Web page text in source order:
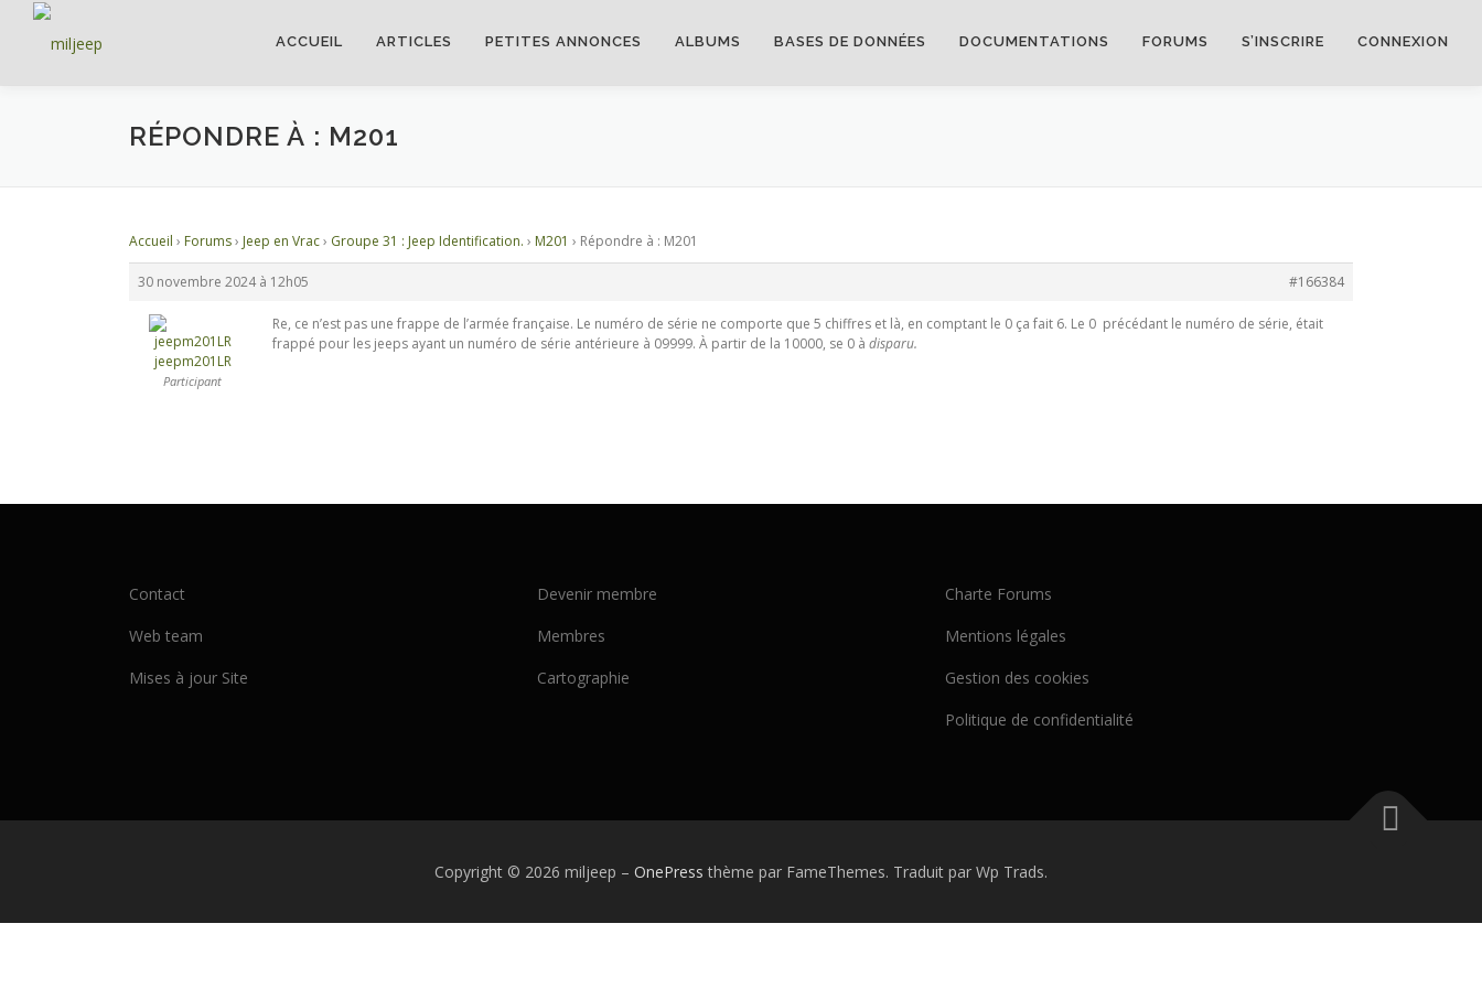
ACCUEIL ARTICLES PETITES ANNONCES ALBUMS BASES DE DONNÉES DOCUMENTATIONS FORUMS S’INSCRIRE CONNEXION
RÉPONDRE À : M201
Accueil › Forums› Jeep en Vrac› Groupe 31 : Jeep Identification. › M201 › Répondre à : M201
30 novembre 2024 à 12h05 #166384
jeepm201LR
Participant
Re, ce n’est pas une frappe de l’armée française. Le numéro de série ne comporte que 5 chiffres et là, en comptant le 0 ça fait 6. Le 0 précédant le numéro de série, était
frappé pour les jeeps ayant un numéro de série antérieure à 09999. À partir de la 10000, se 0 à disparu.
Contact
Web team
Mises à jour Site
Devenir membre
Membres
Cartographie
Charte Forums
Mentions légales
Gestion des cookies
Politique de confidentialité
Copyright © 2026 miljeep – OnePress thème par FameThemes. Traduit par Wp Trads.